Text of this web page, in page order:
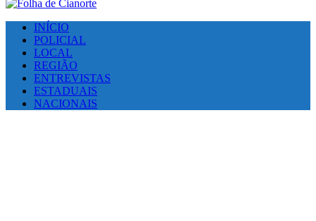
INÍCIO
POLICIAL
LOCAL
REGIÃO
ENTREVISTAS
ESTADUAIS
NACIONAIS